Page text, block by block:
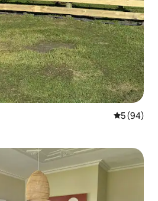
平均评分
5 (94)